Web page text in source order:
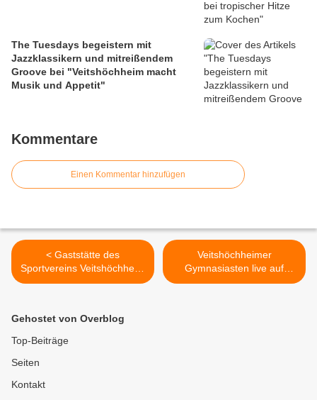
The Tuesdays begeistern mit
Jazzklassikern und mitreißendem
Groove bei "Veitshöchheim macht
Musik und Appetit"
Kommentare
Einen Kommentar hinzufügen
< Gaststätte des
Sportvereins Veitshöchheim
heißt nun nach
Vielversprechende
Anlaufphase
Veitshöchheimer
Gymnasiasten live auf
Würzburg Radio am 22.
Gehostet von Overblog
Top-Beiträge
Seiten
Kontakt